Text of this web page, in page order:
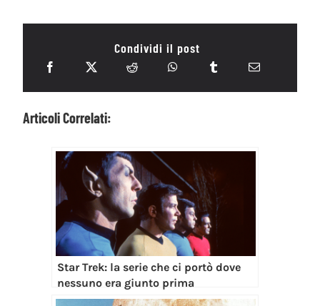
Condividi il post
Articoli Correlati:
Star Trek: la serie che ci portò dove
nessuno era giunto prima